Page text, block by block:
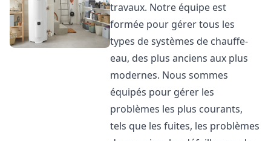
travaux. Notre équipe est
formée pour gérer tous les
types de systèmes de chauffe-
eau, des plus anciens aux plus
modernes. Nous sommes
équipés pour gérer les
problèmes les plus courants,
tels que les fuites, les problèmes